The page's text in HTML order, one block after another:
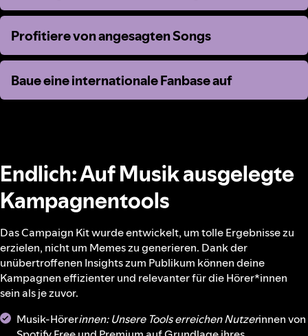
Profitiere von angesagten Songs
Profitiere von angesagten Songs
Baue eine internationale Fanbase auf
Baue eine internationale Fanbase auf
Endlich: Auf Musik ausgelegte
Kampagnentools
Das Campaign Kit wurde entwickelt, um tolle Ergebnisse zu
erzielen, nicht um Memes zu generieren. Dank der
unübertroffenen Insights zum Publikum können deine
Kampagnen effizienter und relevanter für die Hörer*innen
sein als je zuvor.
Musik-Hörerinnen: Unsere Tools erreichen Nutzerinnen von